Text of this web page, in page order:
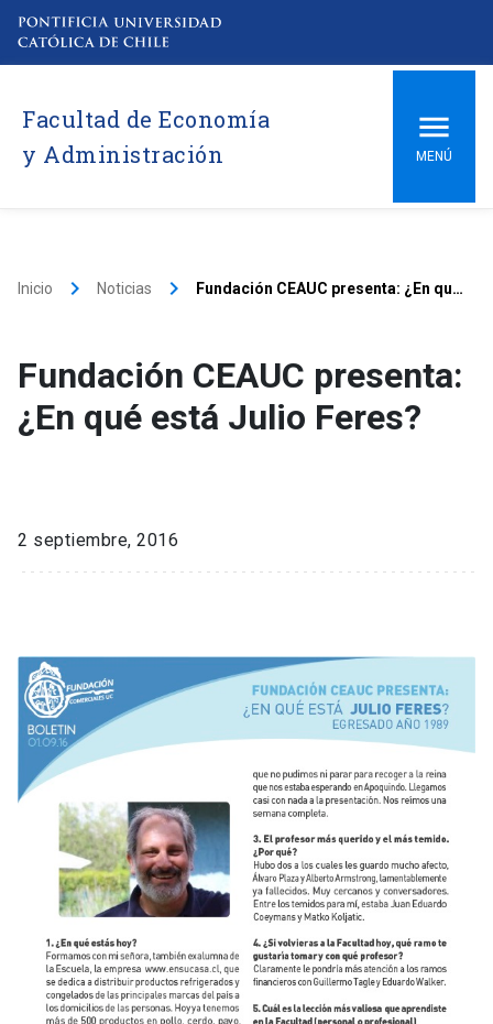
Facultad de Economía
y Administración
MENÚ
Inicio keyboard_arrow_right Noticias keyboard_arrow_right Fundación CEAUC presenta: ¿En qué está Julio Feres?
Fundación CEAUC presenta:
¿En qué está Julio Feres?
2 septiembre, 2016